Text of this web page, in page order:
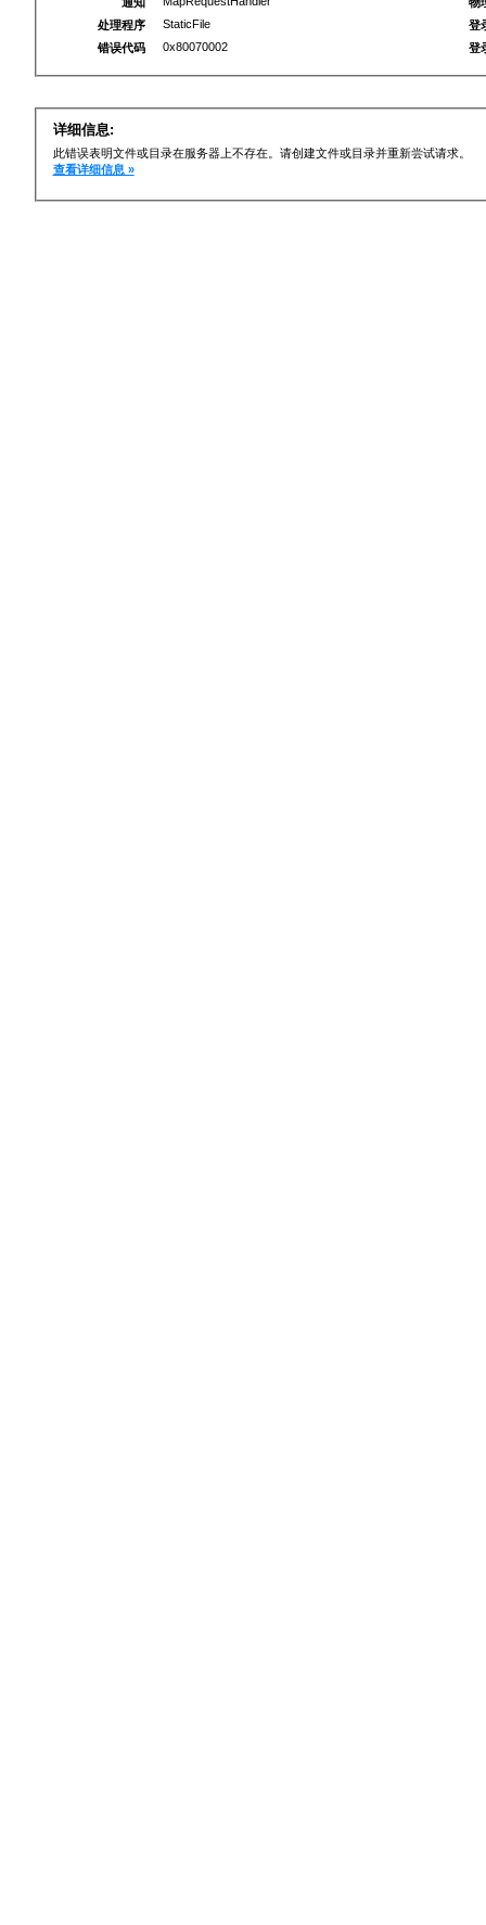
处理程序
StaticFile
错误代码
0x80070002
登
登
详细信息:
此错误表明文件或目录在服务器上不存在。请创建文件或目录并重新尝试请求。
查看详细信息 »